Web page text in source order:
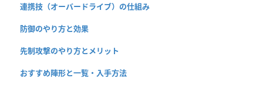
連携技（オーバードライブ）の仕組み
防御のやり方と効果
先制攻撃のやり方とメリット
おすすめ陣形と一覧・入手方法